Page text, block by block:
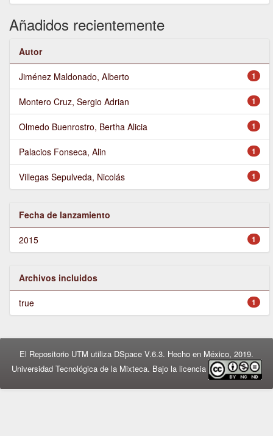
Añadidos recientemente
Autor
1
Jiménez Maldonado, Alberto
1
Montero Cruz, Sergio Adrian
1
Olmedo Buenrostro, Bertha Alicia
1
Palacios Fonseca, Alin
1
Villegas Sepulveda, Nicolás
Fecha de lanzamiento
1
2015
Archivos incluidos
1
true
El Repositorio UTM utiliza DSpace V.6.3. Hecho en México, 2019.
Universidad Tecnológica de la Mixteca. Bajo la licencia